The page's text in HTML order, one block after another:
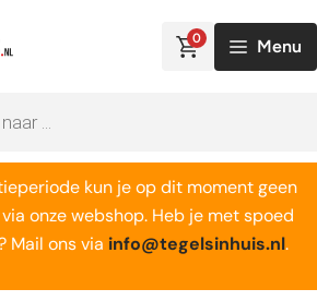
0 Menu
kun je op dit moment geen
onze webshop. Heb je met spoed
Mail ons via info@tegelsinhuis.nl.